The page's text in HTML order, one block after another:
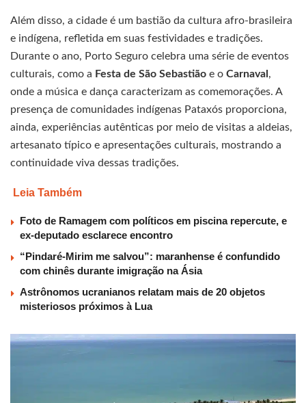
Além disso, a cidade é um bastião da cultura afro-brasileira
e indígena, refletida em suas festividades e tradições.
Durante o ano, Porto Seguro celebra uma série de eventos
culturais, como a Festa de São Sebastião e o Carnaval ,
onde a música e dança caracterizam as comemorações. A
presença de comunidades indígenas Pataxós proporciona,
ainda, experiências autênticas por meio de visitas a aldeias,
artesanato típico e apresentações culturais, mostrando a
continuidade viva dessas tradições.
Leia Também
Foto de Ramagem com políticos em piscina repercute, e
ex-deputado esclarece encontro
“Pindaré-Mirim me salvou”: maranhense é confundido
com chinês durante imigração na Ásia
Astrônomos ucranianos relatam mais de 20 objetos
misteriosos próximos à Lua